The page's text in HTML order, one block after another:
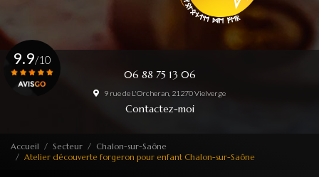
06 88 75 13 06
9 rue de L'Orcheran, 21270 Vielverge
Contactez-moi
9.9/10
Accueil Secteur
Chalon-sur-Saône
Atelier découverte forgeron pour enfant Chalon-sur-Saône